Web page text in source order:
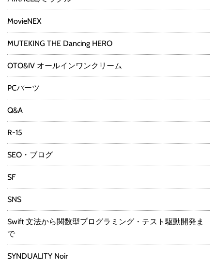
MovieNEX
MUTEKING THE Dancing HERO
OTO&IV オールインワンクリーム
PCパーツ
Q&A
R-15
SEO・ブログ
SF
SNS
Swift 文法から関数型プログラミング・テスト駆動開発ま
で
SYNDUALITY Noir